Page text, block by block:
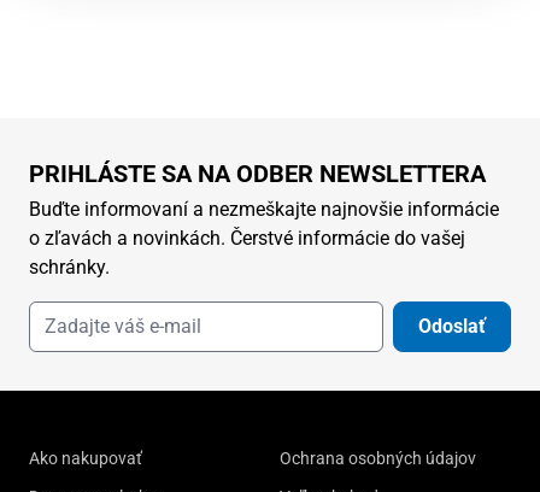
PRIHLÁSTE SA NA ODBER NEWSLETTERA
Buďte informovaní a nezmeškajte najnovšie informácie
o zľavách a novinkách. Čerstvé informácie do vašej
schránky.
Odoslať
Ako nakupovať
Ochrana osobných údajov